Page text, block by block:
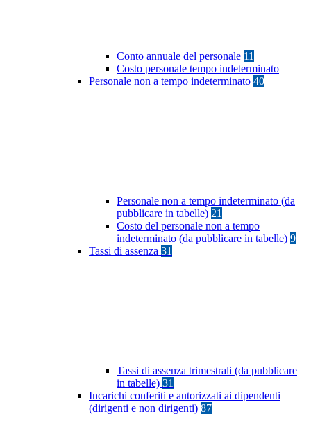
Conto annuale del personale 11
Costo personale tempo indeterminato
Personale non a tempo indeterminato 40
Personale non a tempo indeterminato (da
pubblicare in tabelle) 21
Costo del personale non a tempo
indeterminato (da pubblicare in tabelle) 9
Tassi di assenza 31
Tassi di assenza trimestrali (da pubblicare
in tabelle) 31
Incarichi conferiti e autorizzati ai dipendenti
(dirigenti e non dirigenti) 87